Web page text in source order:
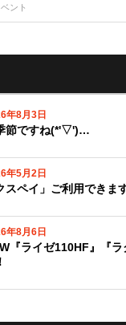
ント
年8月3日
節ですね(*'▽')…
年5月2日
スペイ」ご利用できます
年8月6日
『ライゼ110HF』『ラ